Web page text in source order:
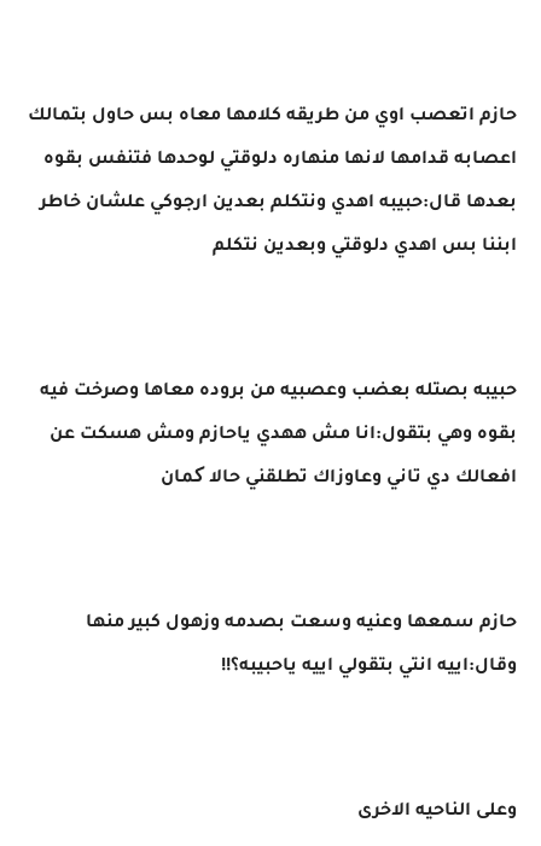
حازم اتعصب اوي من طريقه كلامها معاه بس حاول بتمالك
اعصابه قدامها لانها منهاره دلوقتي لوحدها فتنفس بقوه
بعدها قال:حبيبه اهدي ونتكلم بعدين ارجوكي علشان خاطر
ابننا بس اهدي دلوقتي وبعدين نتكلم
حبيبه بصتله بعضب وعصبيه من بروده معاها وصرخت فيه
بقوه وهي بتقول:انا مش ههدي ياحازم ومش هسكت عن
افعالك دي تاني وعاوزاك تطلقني حالا کمان
حازم سمعها وعنيه وسعت بصدمه وزهول كبير منها
وقال:اييه انتي بتقولي اييه ياحبيبه؟!!
وعلى الناحيه الاخرى